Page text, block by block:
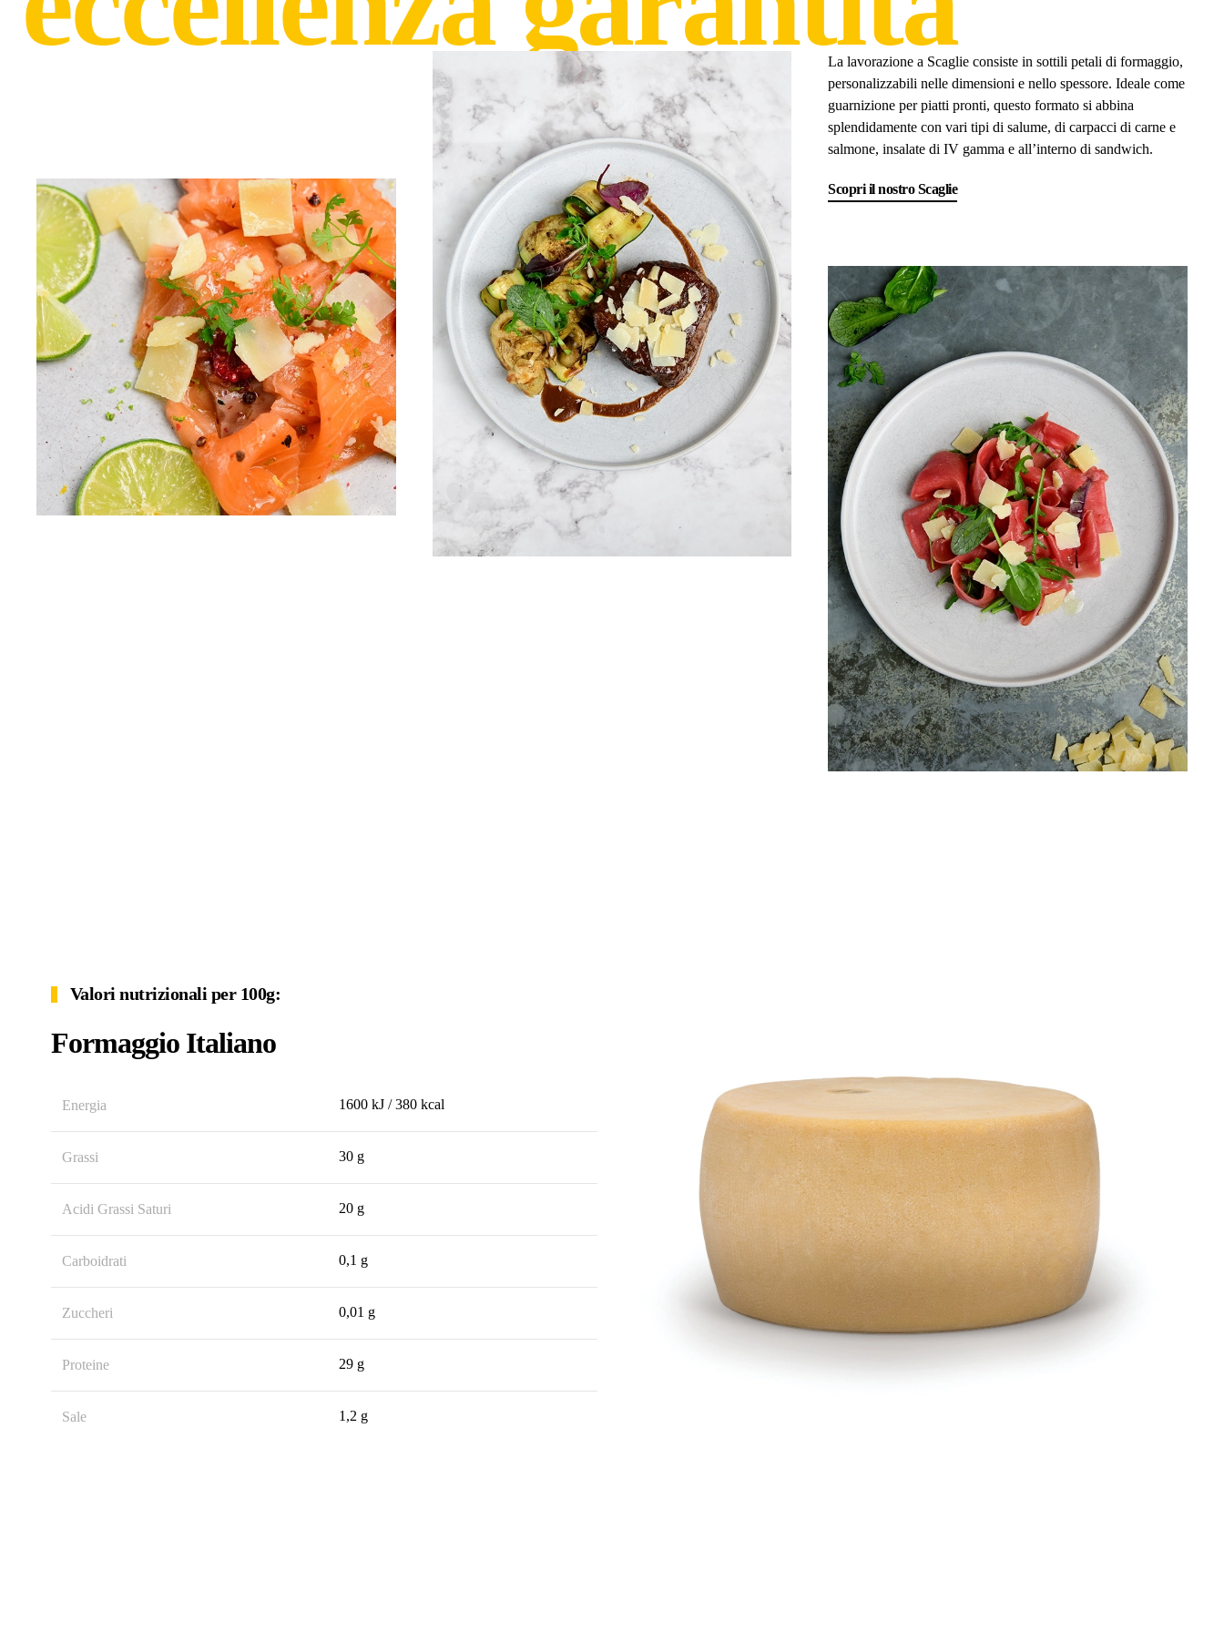
La lavorazione a Scaglie consiste in sottili petali di formaggio,
personalizzabili nelle dimensioni e nello spessore. Ideale come
guarnizione per piatti pronti, questo formato si abbina
splendidamente con vari tipi di salume, di carpacci di carne e
salmone, insalate di IV gamma e all’interno di sandwich.
Scopri il nostro Scaglie
Valori nutrizionali per 100g:
Formaggio Italiano
Energia 1600 kJ / 380 kcal
Grassi 30 g
Acidi Grassi Saturi 20 g
Carboidrati 0,1 g
Zuccheri 0,01 g
Proteine 29 g
Sale 1,2 g